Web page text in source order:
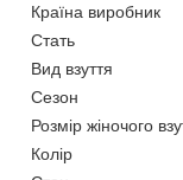
Країна виробник
Стать
Вид взуття
Сезон
Розмір жіночого
Колір